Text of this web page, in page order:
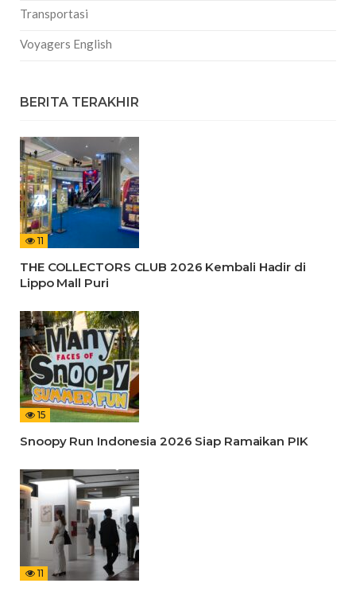
Transportasi
Voyagers English
BERITA TERAKHIR
11
THE COLLECTORS CLUB 2026 Kembali Hadir di
Lippo Mall Puri
15
Snoopy Run Indonesia 2026 Siap Ramaikan PIK
11